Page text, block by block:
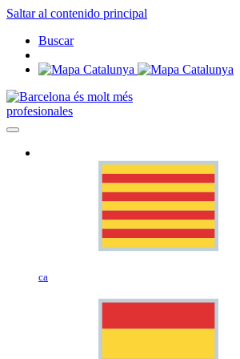
Saltar al contenido principal
Buscar
profesionales
ca